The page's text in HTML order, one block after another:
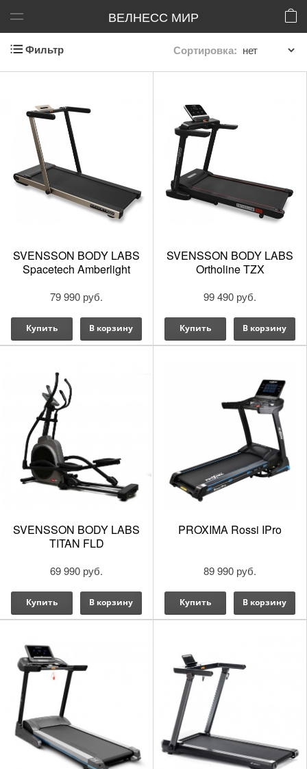
ВЕЛНЕСС МИР
Фильтр Сортировка:
SVENSSON BODY LABS
Spacetech Amberlight
79 990 руб.
Купить В корзину
SVENSSON BODY LABS
Ortholine TZX
99 490 руб.
Купить В корзину
SVENSSON BODY LABS
TITAN FLD
69 990 руб.
Купить В корзину
PROXIMA Rossi IPro
89 990 руб.
Купить В корзину